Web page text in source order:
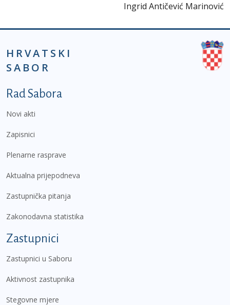
Ingrid Antičević Marinović
HRVATSKI
SABOR
Podnožje prvi izbornik
Rad Sabora
Novi akti
Zapisnici
Plenarne rasprave
Aktualna prijepodneva
Zastupnička pitanja
Zakonodavna statistika
Zastupnici
Zastupnici u Saboru
Aktivnost zastupnika
Stegovne mjere